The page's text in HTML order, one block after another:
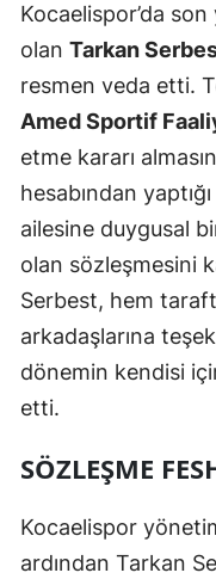
Kocaelispor’da
olan Tarkan
resmen veda etti.
Amed Sportif
etme kararı
hesabından
ailesine duygusal
olan sözleşmesini
Serbest, hem
arkadaşlarına
dönemin kendisi
etti.
SÖZLEŞME
Kocaelispor
ardından Tarkan